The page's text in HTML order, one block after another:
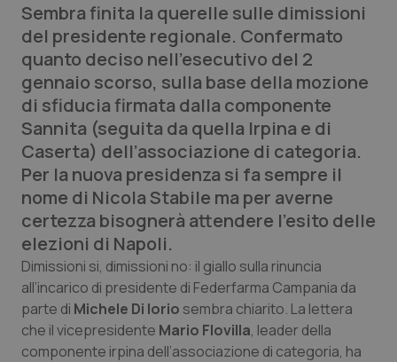
Edizioni Regionali
QS Pro
Professionisti Sanitari.AI
Abruzzo
Basilicata
Calabria
Campania
Emilia-Romagna
QS Pro Gold
Artrite & artrosi
Asma & BPCO
Car-T
Colesterolo & coronaropatie
QS Club Newsletter
Sembra finita la querelle sulle dimissioni
del presidente regionale. Confermato
quanto deciso nell’esecutivo del 2
gennaio scorso, sulla base della mozione
di sfiducia firmata dalla componente
Sannita (seguita da quella Irpina e di
Caserta) dell’associazione di categoria.
Per la nuova presidenza si fa sempre il
nome di Nicola Stabile ma per averne
certezza bisognerà attendere l’esito delle
elezioni di Napoli.
Dimissioni si, dimissioni no: il giallo sulla rinuncia
all’incarico di presidente di Federfarma Campania da
parte di Michele Di Iorio sembra chiarito. La lettera
che il vicepresidente Mario Flovilla, leader della
componente irpina dell’associazione di categoria, ha